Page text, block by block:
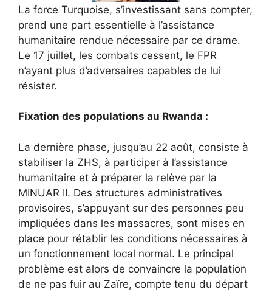
La force Turquoise, s’investissant sans compter,
prend une part essentielle à l’assistance
humanitaire rendue nécessaire par ce drame.
Le 17 juillet, les combats cessent, le FPR
n’ayant plus d’adversaires capables de lui
résister.
Fixation des populations au Rwanda :
La dernière phase, jusqu’au 22 août, consiste à
stabiliser la ZHS, à participer à l’assistance
humanitaire et à préparer la relève par la
MINUAR II. Des structures administratives
provisoires, s’appuyant sur des personnes peu
impliquées dans les massacres, sont mises en
place pour rétablir les conditions nécessaires à
un fonctionnement local normal. Le principal
problème est alors de convaincre la population
de ne pas fuir au Zaïre, compte tenu du départ